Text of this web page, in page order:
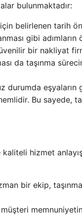
bulunmaktadır:
belirlenen tarih
gibi
bir nakliyat
da taşınma
durumda eşyaların
Bu sayede,
hizmet
bir ekip,